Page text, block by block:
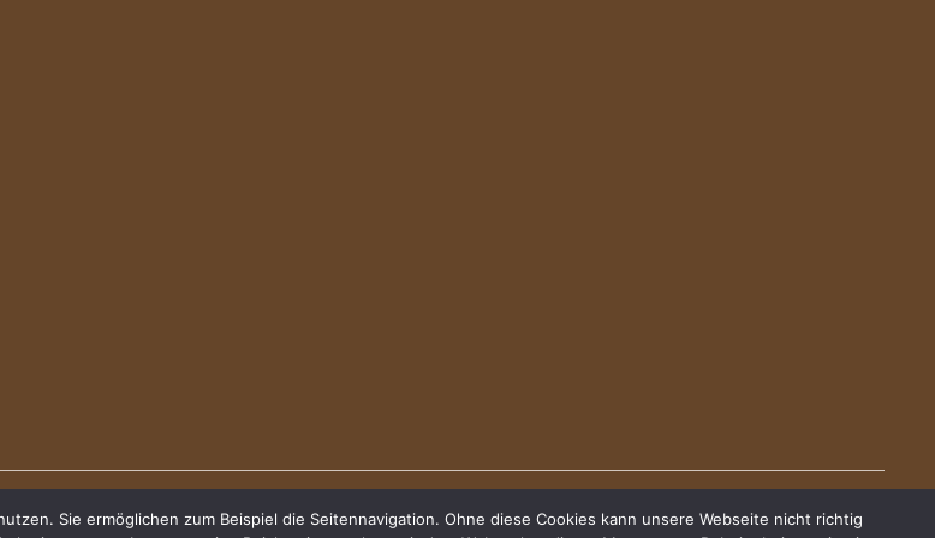
Sie ermöglichen zum Beispiel die Seitennavigation. Ohne diese Cookies kann unsere Webseite nicht richtig